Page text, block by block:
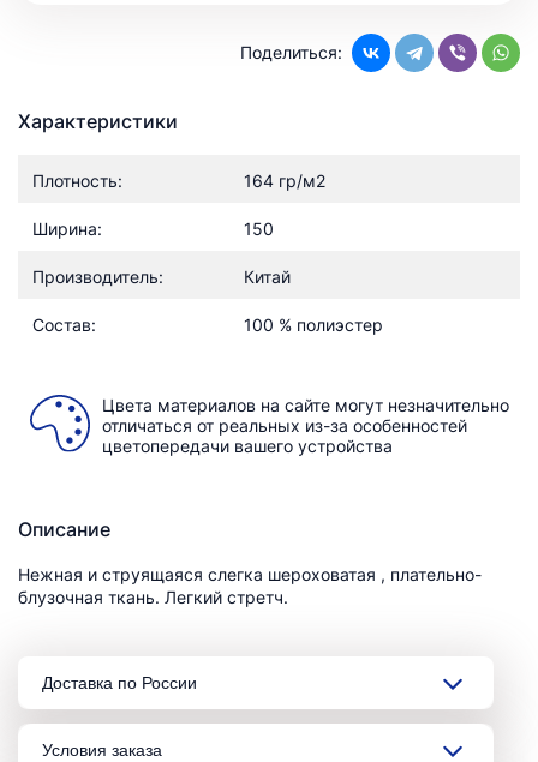
Поделиться:
Характеристики
Плотность: 164 гр/м2
Ширина: 150
Производитель: Китай
Состав: 100 % полиэстер
Цвета материалов на сайте могут незначительно
отличаться от реальных из-за особенностей
цветопередачи вашего устройства
Описание
Нежная и струящаяся слегка шероховатая , плательно-
блузочная ткань. Легкий стретч.
Доставка по России
Условия заказа